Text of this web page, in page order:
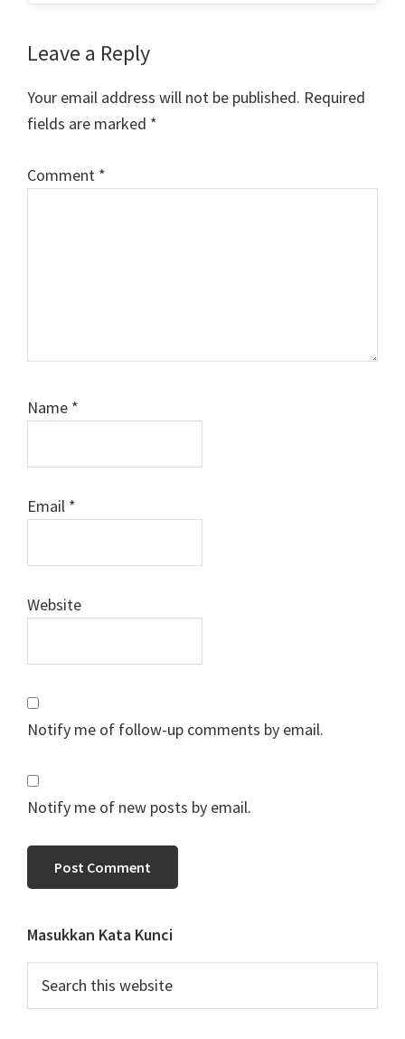
Reader
Leave a Reply
Your email address will not be published. Required
fields are marked *
Comment *
Name *
Email *
Website
Notify me of follow-up comments by email.
Notify me of new posts by email.
Primary
Sidebar
Masukkan Kata Kunci
this
website